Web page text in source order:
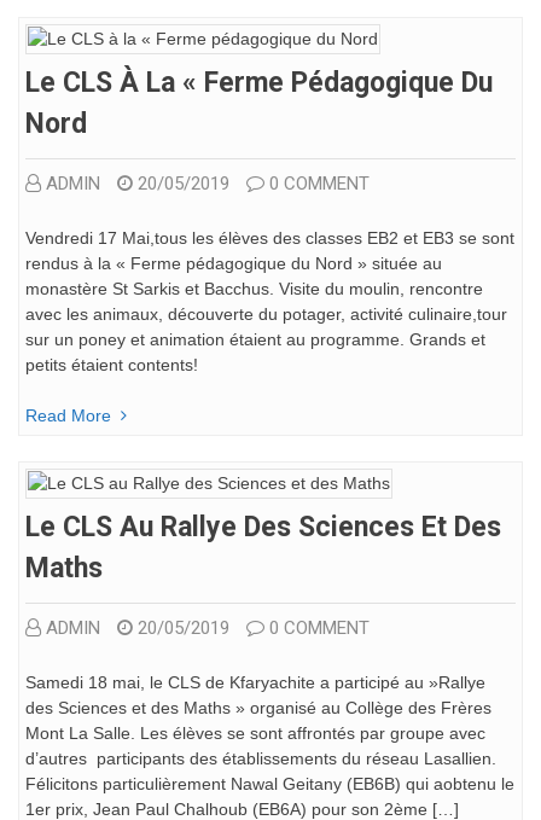
Le CLS À La « Ferme Pédagogique Du
Nord
ADMIN 20/05/2019 0 COMMENT
Vendredi 17 Mai,tous les élèves des classes EB2 et EB3 se sont
rendus à la « Ferme pédagogique du Nord » située au
monastère St Sarkis et Bacchus. Visite du moulin, rencontre
avec les animaux, découverte du potager, activité culinaire,tour
sur un poney et animation étaient au programme. Grands et
petits étaient contents!
Read More
Le CLS Au Rallye Des Sciences Et Des
Maths
ADMIN 20/05/2019 0 COMMENT
Samedi 18 mai, le CLS de Kfaryachite a participé au »Rallye
des Sciences et des Maths » organisé au Collège des Frères
Mont La Salle. Les élèves se sont affrontés par groupe avec
d’autres participants des établissements du réseau Lasallien.
Félicitons particulièrement Nawal Geitany (EB6B) qui aobtenu le
1er prix, Jean Paul Chalhoub (EB6A) pour son 2ème […]